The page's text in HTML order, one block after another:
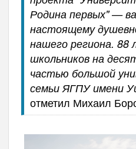
Родина первых" —
настоящему
нашего региона. 88
школьников на
частью большой
семьи ЯГПУ имени
отметил Михаил